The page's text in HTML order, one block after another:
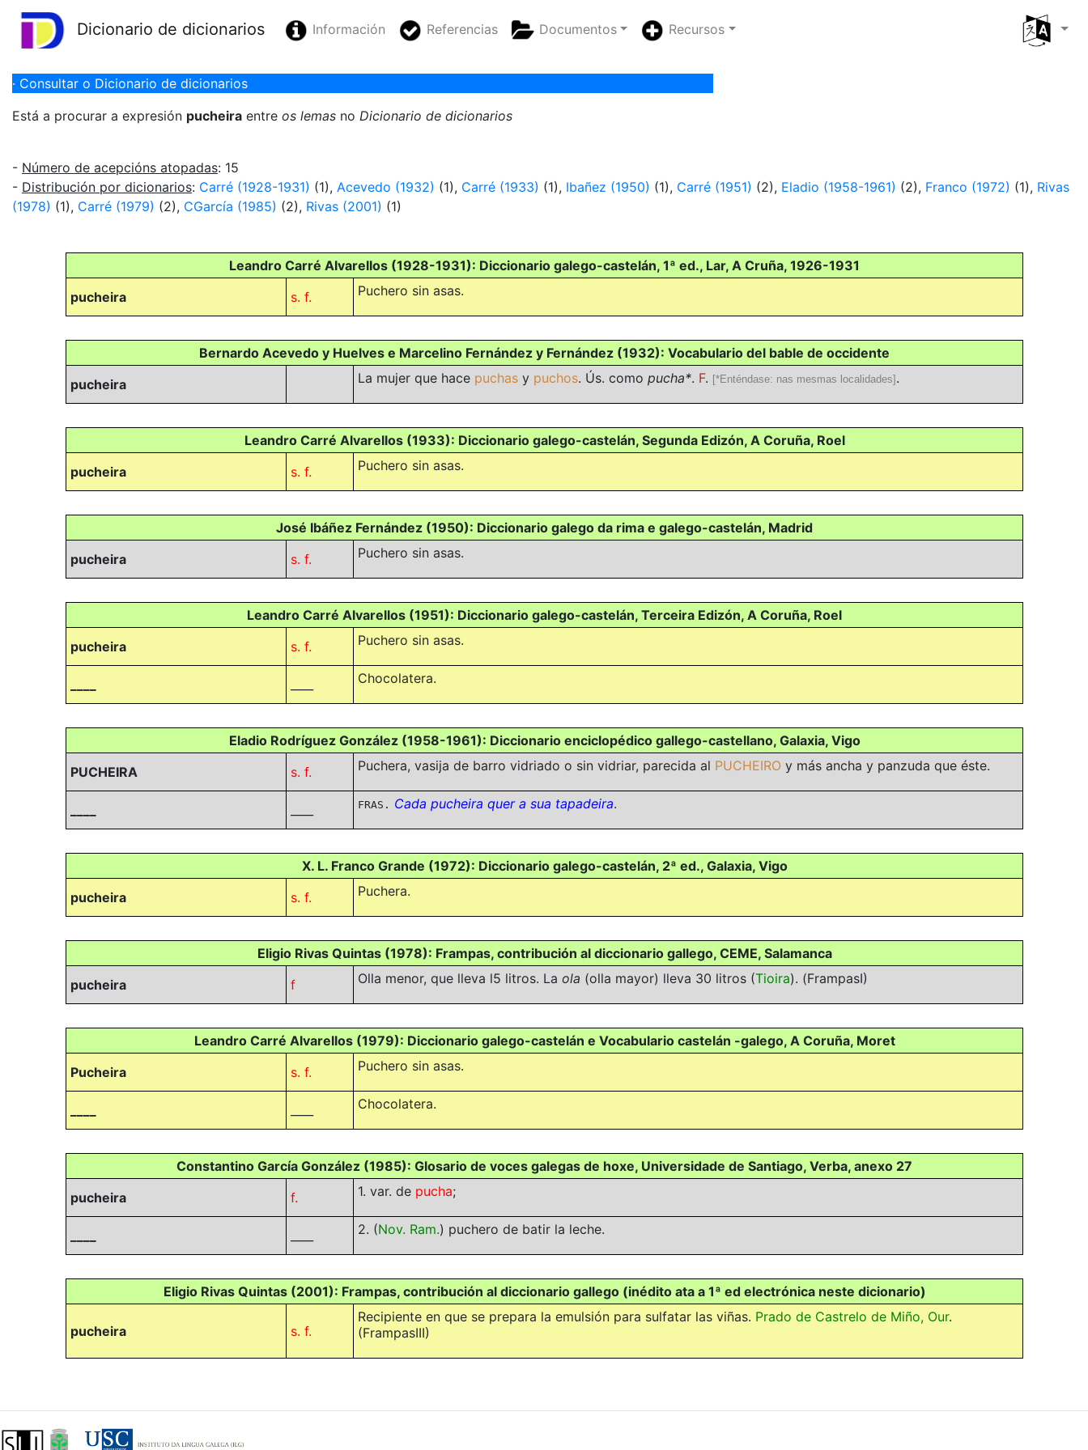
Dicionario de dicionarios Información Referencias Documentos Recursos
· Consultar o Dicionario de dicionarios
Está a procurar a expresión pucheira entre os lemas no Dicionario de dicionarios
- Número de acepcións atopadas: 15
- Distribución por dicionarios: Carré (1928-1931) (1), Acevedo (1932) (1), Carré (1933) (1), Ibañez (1950) (1), Carré (1951) (2), Eladio (1958-1961) (2), Franco (1972) (1), Rivas
(1978) (1), Carré (1979) (2), CGarcía (1985) (2), Rivas (2001) (1)
Leandro Carré Alvarellos (1928-1931): Diccionario galego-castelán, 1ª ed., Lar, A Cruña, 1926-1931
pucheira
s. f. Puchero sin asas.
Bernardo Acevedo y Huelves e Marcelino Fernández y Fernández (1932): Vocabulario del bable de occidente
pucheira
La mujer que hace puchas y puchos. Ús. como pucha*. F. [*Enténdase: nas mesmas localidades] .
Leandro Carré Alvarellos (1933): Diccionario galego-castelán, Segunda Edizón, A Coruña, Roel
pucheira
s. f. Puchero sin asas.
José Ibáñez Fernández (1950): Diccionario galego da rima e galego-castelán, Madrid
pucheira
s. f. Puchero sin asas.
Leandro Carré Alvarellos (1951): Diccionario galego-castelán, Terceira Edizón, A Coruña, Roel
pucheira
s. f. Puchero sin asas.
Chocolatera.
Eladio Rodríguez González (1958-1961): Diccionario enciclopédico gallego-castellano, Galaxia, Vigo
PUCHEIRA
s. f. Puchera, vasija de barro vidriado o sin vidriar, parecida al PUCHEIRO y más ancha y panzuda que éste.
FRAS. Cada pucheira quer a sua tapadeira.
X. L. Franco Grande (1972): Diccionario galego-castelán, 2ª ed., Galaxia, Vigo
pucheira
s. f. Puchera.
Eligio Rivas Quintas (1978): Frampas, contribución al diccionario gallego, CEME, Salamanca
pucheira
f Olla menor, que lleva l5 litros. La ola (olla mayor) lleva 30 litros (Tioira). (FrampasI)
Leandro Carré Alvarellos (1979): Diccionario galego-castelán e Vocabulario castelán -galego, A Coruña, Moret
Pucheira
s. f. Puchero sin asas.
Chocolatera.
Constantino García González (1985): Glosario de voces galegas de hoxe, Universidade de Santiago, Verba, anexo 27
pucheira
f. 1. var. de pucha;
2. (Nov. Ram.) puchero de batir la leche.
Eligio Rivas Quintas (2001): Frampas, contribución al diccionario gallego (inédito ata a 1ª ed electrónica neste dicionario)
pucheira s. f.
Recipiente en que se prepara la emulsión para sulfatar las viñas. Prado de Castrelo de Miño, Our.
(FrampasIII)